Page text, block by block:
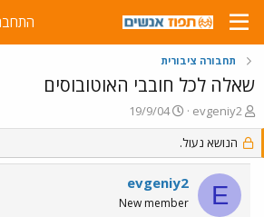
תחבורה ציבורית
שאלה לכל חובבי האוטובוסים
פ
ו
ת
ח
נ
evgeniy2
פ
ו
ס
ם
ב
ת
19/9/04
הנושא נעול.
E
evgeniy2
New member